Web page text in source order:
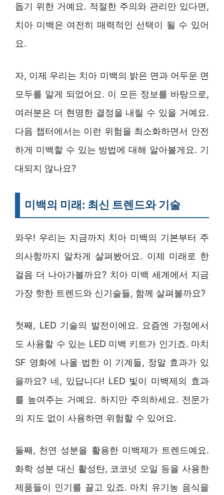
돕기 위한 거예요. 적절한 주의와 관리만 있다면,
치아 미백은 여전히 매력적인 선택이 될 수 있어
요.
자, 이제 우리는 치아 미백의 밝은 면과 어두운 면
모두를 알게 되었어요. 이 모든 정보를 바탕으로,
여러분은 더 현명한 결정을 내릴 수 있을 거예요.
다음 챕터에서는 이런 위험을 최소화하면서 안전
하게 미백할 수 있는 방법에 대해 알아볼게요. 기
대되지 않나요?
미백의 미래: 최신 트렌드와 기술
와우! 우리는 지금까지 치아 미백의 기본부터 주
의사항까지 알차게 살펴봤어요. 이제 미래로 한
걸음 더 나아가볼까요? 치아 미백 세계에서 지금
가장 핫한 트렌드와 신기술들, 함께 살펴볼까요?
첫째, LED 기술의 발전이에요. 요즘엔 가정에서
도 사용할 수 있는 LED 미백 키트가 인기죠. 마치
SF 영화에 나올 법한 이 기계들, 정말 효과가 있
을까요? 네, 있답니다! LED 빛이 미백제의 효과
를 높여주는 거예요. 하지만 주의하세요. 전문가
의 지도 없이 사용하면 위험할 수 있어요.
둘째, 천연 성분을 활용한 미백제가 트렌드예요.
화학 성분 대신 활성탄, 코코넛 오일 등을 사용한
제품들이 인기를 끌고 있죠. 마치 유기농 음식을